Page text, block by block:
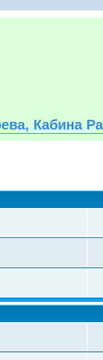
Кабина